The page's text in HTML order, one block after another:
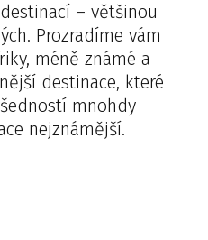
– většinou
Prozradíme vám
méně známé a
destinace, které
mnohdy
nejznámější.